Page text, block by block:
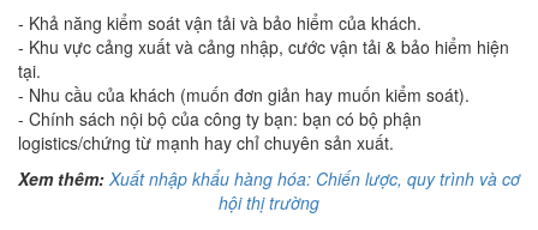
- Khả năng kiểm soát vận tải và bảo hiểm của khách.
- Khu vực cảng xuất và cảng nhập, cước vận tải & bảo hiểm hiện
tại.
- Nhu cầu của khách (muốn đơn giản hay muốn kiểm soát).
- Chính sách nội bộ của công ty bạn: bạn có bộ phận
logistics/chứng từ mạnh hay chỉ chuyên sản xuất.
Xem thêm: Xuất nhập khẩu hàng hóa: Chiến lược, quy trình và cơ
hội thị trường